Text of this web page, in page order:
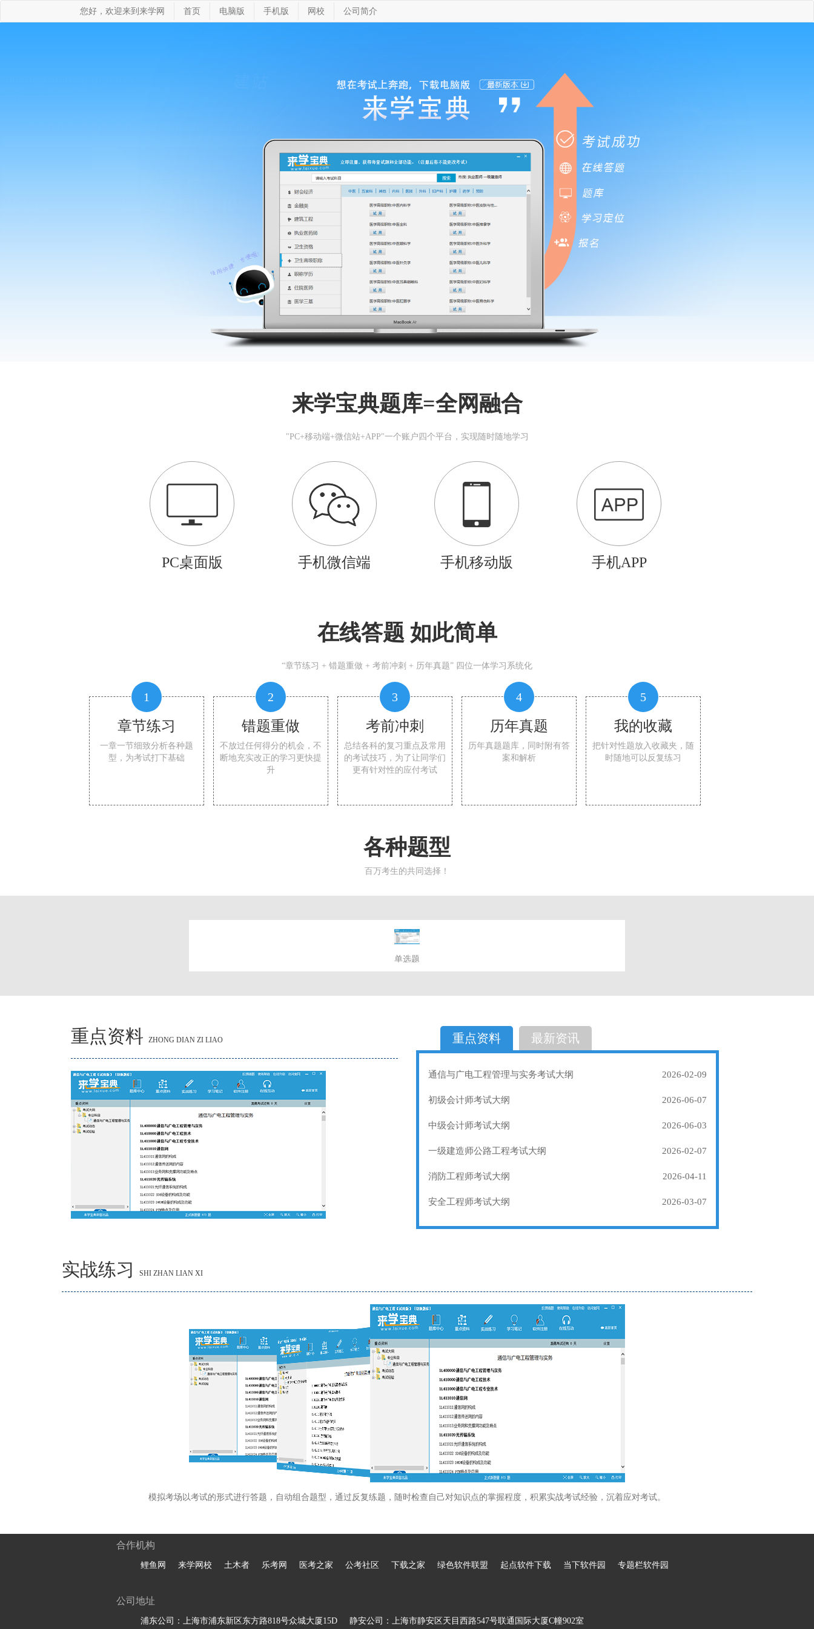
您好，欢迎来到来学网 首页 电脑版 手机版 网校 公司简介
来学宝典题库=全网融合
"PC+移动端+微信站+APP"一个账户四个平台，实现随时随地学习
PC桌面版 手机微信端 手机移动版 手机APP
在线答题 如此简单
“章节练习 + 错题重做 + 考前冲刺 + 历年真题” 四位一体学习系统化
1
章节练习
一章一节细致分析各种题
型，为考试打下基础
2
错题重做
不放过任何得分的机会，不
断地充实改正的学习更快提
升
3
考前冲刺
总结各科的复习重点及常用
的考试技巧，为了让同学们
更有针对性的应付考试
4
历年真题
历年真题题库，同时附有答
案和解析
5
我的收藏
把针对性题放入收藏夹，随
时随地可以反复练习
各种题型
百万考生的共同选择！
单选题
选择题
重点资料 ZHONG DIAN ZI LIAO 重点资料 最新资讯
通信与广电工程管理与实务考试大纲 2026-02-09
初级会计师考试大纲 2026-06-07
中级会计师考试大纲 2026-06-03
一级建造师公路工程考试大纲 2026-02-07
消防工程师考试大纲 2026-04-11
安全工程师考试大纲 2026-03-07
实战练习 SHI ZHAN LIAN XI
模拟考场以考试的形式进行答题，自动组合题型，通过反复练题，随时检查自己对知识点的掌握程度，积累实战考试经验，沉着应对考试。
合作机构
鲤鱼网 来学网校 土木者 乐考网 医考之家 公考社区 下载之家 绿色软件联盟 起点软件下载 当下软件园 专题栏软件园
公司地址
浦东公司：上海市浦东新区东方路818号众城大厦15D 静安公司：上海市静安区天目西路547号联通国际大厦C幢902室